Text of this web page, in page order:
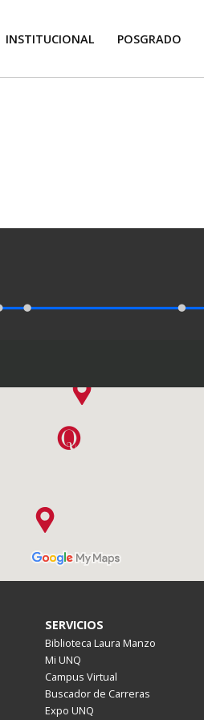
INSTITUCIONAL POSGRADO
SERVICIOS
Biblioteca Laura Manzo
Mi UNQ
Campus Virtual
Buscador de Carreras
Expo UNQ